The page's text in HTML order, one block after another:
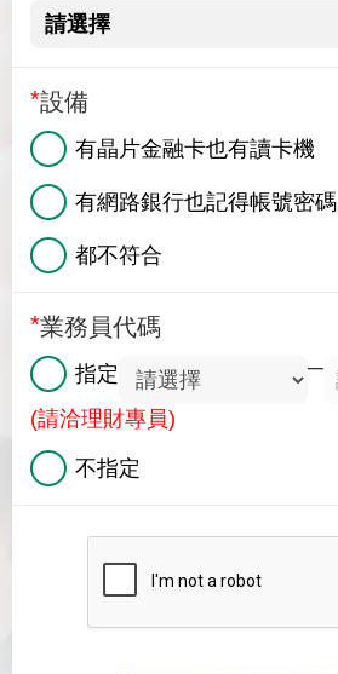
設備
有晶片金融卡也有讀卡機
有網路銀行也記得帳號密碼
都不符合
業務員代碼
指定 ─
(請洽理財專員)
不指定